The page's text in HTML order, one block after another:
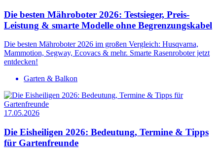
Die besten Mähroboter 2026: Testsieger, Preis-
Leistung & smarte Modelle ohne Begrenzungskabel
Die besten Mähroboter 2026 im großen Vergleich: Husqvarna,
Mammotion, Segway, Ecovacs & mehr. Smarte Rasenroboter jetzt
entdecken!
Garten & Balkon
17.05.2026
Die Eisheiligen 2026: Bedeutung, Termine & Tipps
für Gartenfreunde